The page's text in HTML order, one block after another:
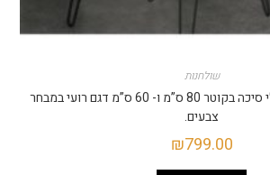
שולחנות
סט שולחנות סלון רגלי סיכה בקוטר 80 ס”מ ו- 60 ס”מ דגם רועי במבחר
צבעים.
₪799.00